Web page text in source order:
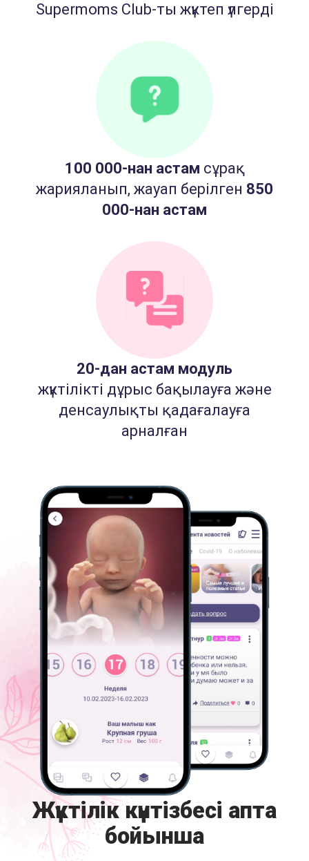
Supermoms Club-ты жүктеп үлгерді
100 000-нан астам сұрақ
жарияланып, жауап берілген 850
000-нан астам
20-дан астам модуль
жүктілікті дұрыс бақылауға және
денсаулықты қадағалауға
арналған
Жүктілік күнтізбесі апта
бойынша